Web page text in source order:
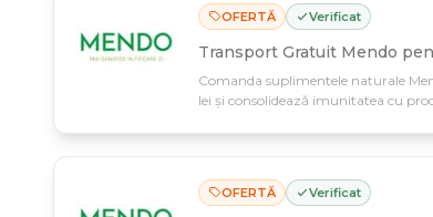
OFERTĂ Verificat
Transport Gratuit Mendo
Comanda suplimentele naturale
lei și consolidează imunitatea cu
OFERTĂ Verificat